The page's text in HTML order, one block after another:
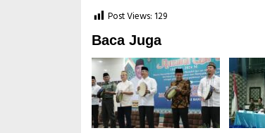
Post Views: 129
Baca Juga